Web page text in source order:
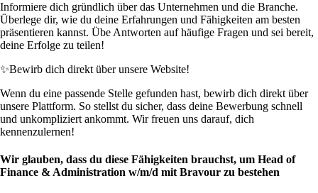
Informiere dich gründlich über das Unternehmen und die Branche.
Überlege dir, wie du deine Erfahrungen und Fähigkeiten am besten
präsentieren kannst. Übe Antworten auf häufige Fragen und sei bereit,
deine Erfolge zu teilen!
✨Bewirb dich direkt über unsere Website!
Wenn du eine passende Stelle gefunden hast, bewirb dich direkt über
unsere Plattform. So stellst du sicher, dass deine Bewerbung schnell
und unkompliziert ankommt. Wir freuen uns darauf, dich
kennenzulernen!
Wir glauben, dass du diese Fähigkeiten brauchst, um Head of
Finance & Administration w/m/d mit Bravour zu bestehen